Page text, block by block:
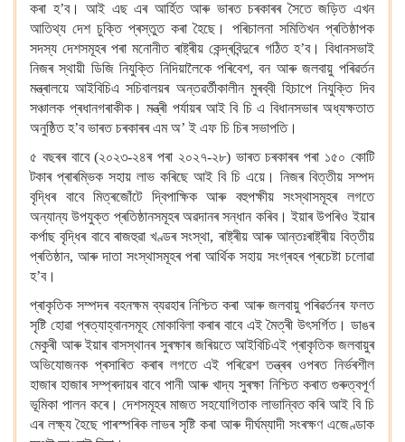
কৰা হ’ব।
আই এছ এৰ আৰ্হিত আৰু ভাৰত চৰকাৰৰ সৈতে জড়িত এখন
আতিথ্য দেশ চুক্তি প্ৰস্তুত কৰা হৈছে।
পৰিচালনা সমিতিখন প্ৰতিষ্ঠাপক
সদস্য দেশসমূহৰ পৰা মনোনীত ৰাষ্ট্ৰীয় কেন্দ্ৰবিন্দুৰে গঠিত হ’ব। বিধানসভাই
নিজৰ স্থায়ী ডিজি নিযুক্তি নিদিয়ালৈকে পৰিবেশ, বন আৰু জলবায়ু পৰিৱৰ্তন
মন্ত্ৰালয়ে আইবিচিএ সচিবালয়ৰ অন্তৱৰ্তীকালীন মুৰব্বী হিচাপে নিযুক্তি দিব
সঞ্চালক প্ৰধানগৰাকীক। মন্ত্ৰী পৰ্যায়ৰ আই বি চি এ বিধানসভাৰ অধ্যক্ষতাত
অনুষ্ঠিত হ’ব ভাৰত চৰকাৰৰ এম অ’ ই এফ চি চিৰ সভাপতি।
৫ বছৰৰ বাবে (২০২৩-২৪ৰ পৰা ২০২৭-২৮) ভাৰত চৰকাৰৰ পৰা ১৫০ কোটি
টকাৰ প্ৰাৰম্ভিক সহায় লাভ কৰিছে আই বি চি এয়ে। নিজৰ বিত্তীয় সম্পদ
বৃদ্ধিৰ বাবে মিত্ৰজোঁটে দ্বিপাক্ষিক আৰু বহুপক্ষীয় সংস্থাসমূহৰ লগতে
অন্যান্য উপযুক্ত প্ৰতিষ্ঠানসমূহৰ অৱদানৰ সন্ধান কৰিব। ইয়াৰ উপৰিও ইয়াৰ
কৰ্পাছ বৃদ্ধিৰ বাবে ৰাজহুৱা খণ্ডৰ সংস্থা, ৰাষ্ট্ৰীয় আৰু আন্তঃৰাষ্ট্ৰীয় বিত্তীয়
প্ৰতিষ্ঠান, আৰু দাতা সংস্থাসমূহৰ পৰা আৰ্থিক সহায় সংগ্ৰহৰ প্ৰচেষ্টা চলোৱা
হ’ব।
প্ৰাকৃতিক সম্পদৰ বহনক্ষম ব্যৱহাৰ নিশ্চিত কৰা আৰু জলবায়ু পৰিৱৰ্তনৰ ফলত
সৃষ্টি হোৱা প্ৰত্যাহ্বানসমূহ মোকাবিলা কৰাৰ বাবে এই মৈত্ৰী উৎসৰ্গিত। ডাঙৰ
মেকুৰী আৰু ইয়াৰ বাসস্থানৰ সুৰক্ষাৰ জৰিয়তে আইবিচিএই প্ৰাকৃতিক জলবায়ুৰ
অভিযোজনক প্ৰসাৰিত কৰাৰ লগতে এই পৰিৱেশ তন্ত্ৰৰ ওপৰত নিৰ্ভৰশীল
হাজাৰ হাজাৰ সম্প্ৰদায়ৰ বাবে পানী আৰু খাদ্য সুৰক্ষা নিশ্চিত কৰাত গুৰুত্বপূৰ্ণ
ভূমিকা পালন কৰে। দেশসমূহৰ মাজত সহযোগিতাক লাভান্বিত কৰি আই বি চি
এৰ লক্ষ্য হৈছে পাৰস্পৰিক লাভৰ সৃষ্টি কৰা আৰু দীৰ্ঘম্যাদী সংৰক্ষণ এজেণ্ডাক